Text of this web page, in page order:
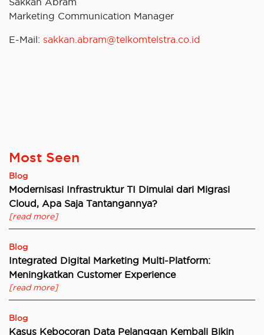
Marketing Communication Manager
E-Mail: sakkan.abram@telkomtelstra.co.id
Most Seen
Blog
Modernisasi Infrastruktur TI Dimulai dari Migrasi
Cloud, Apa Saja Tantangannya?
[read more]
Blog
Integrated Digital Marketing Multi-Platform:
Meningkatkan Customer Experience
[read more]
Blog
Kasus Kebocoran Data Pelanggan Kembali Bikin